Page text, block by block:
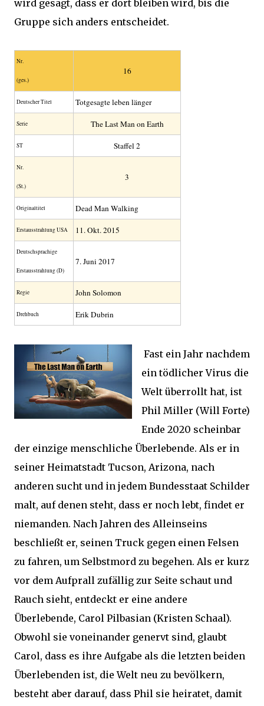
wird gesagt, dass er dort bleiben wird, bis die
Gruppe sich anders entscheidet.
Nr.
(ges.)
16
Deutscher Titel Totgesagte leben länger
Serie The Last Man on Earth
ST Staffel 2
Nr.
(St.)
3
Original­titel Dead Man Walking
Erstaus­strahlung USA 11. Okt. 2015
Deutsch­sprachige
Erstaus­strahlung (D)
7. Juni 2017
Regie John Solomon
Drehbuch Erik Dubrin
Fast ein Jahr nachdem
ein tödlicher Virus die
Welt überrollt hat, ist
Phil Miller (Will Forte)
Ende 2020 scheinbar
der einzige menschliche Überlebende. Als er in
seiner Heimatstadt Tucson, Arizona, nach
anderen sucht und in jedem Bundesstaat Schilder
malt, auf denen steht, dass er noch lebt, findet er
niemanden. Nach Jahren des Alleinseins
beschließt er, seinen Truck gegen einen Felsen
zu fahren, um Selbstmord zu begehen. Als er kurz
vor dem Aufprall zufällig zur Seite schaut und
Rauch sieht, entdeckt er eine andere
Überlebende, Carol Pilbasian (Kristen Schaal).
Obwohl sie voneinander genervt sind, glaubt
Carol, dass es ihre Aufgabe als die letzten beiden
Überlebenden ist, die Welt neu zu bevölkern,
besteht aber darauf, dass Phil sie heiratet, damit